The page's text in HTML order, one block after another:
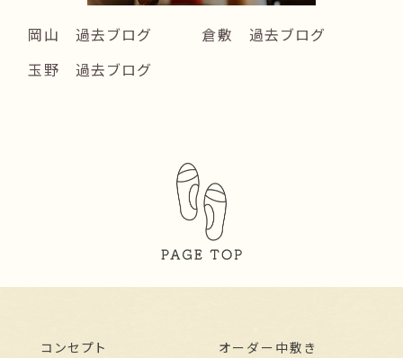
岡山 過去ブログ
倉敷 過去ブログ
玉野 過去ブログ
コンセプト オーダー中敷き